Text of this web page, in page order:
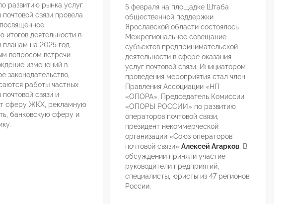
развитию рынка услуг
связи провела
итогов деятельности в
планам на 2025 год.
вопросом встречи
изменений в
законодательство,
работы частных
связи и
сферу ЖКХ, рекламную
банковскую сферу и
5 февраля на площадке Штаба
общественной поддержки
Ярославской области состоялось
Межрегиональное совещание
субъектов предпринимательской
деятельности в сфере оказания
услуг почтовой связи. Инициатором
проведения мероприятия стал член
Правления Ассоциации «НП
«ОПОРА», Председатель Комиссии
«ОПОРЫ РОССИИ» по развитию
операторов почтовой связи,
президент некоммерческой
организации «Союз операторов
почтовой связи» Алексей Агарков. В
обсуждении приняли участие
руководители предприятий,
специалисты, юристы из 47 регионов
России.